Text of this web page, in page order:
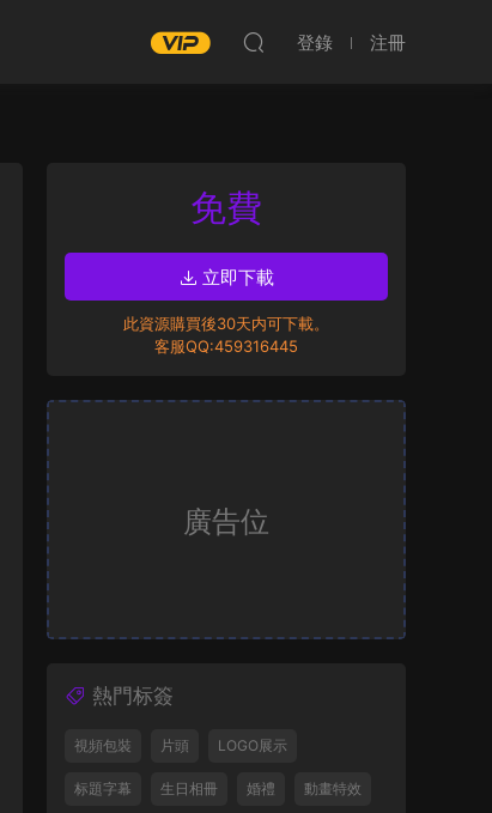
登錄 注冊
免費
立即下載
此資源購買後30天内可下載。
客服QQ:459316445
廣告位
熱門标簽
視頻包裝 片頭 LOGO展示
标題字幕 生日相冊 婚禮 動畫特效